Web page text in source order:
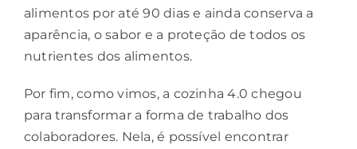
alimentos por até 90 dias e ainda conserva a
aparência, o sabor e a proteção de todos os
nutrientes dos alimentos.
Por fim, como vimos, a cozinha 4.0 chegou
para transformar a forma de trabalho dos
colaboradores. Nela, é possível encontrar